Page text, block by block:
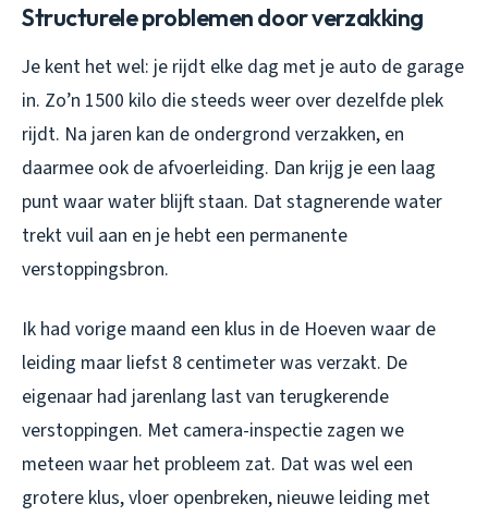
Structurele problemen door verzakking
Je kent het wel: je rijdt elke dag met je auto de garage
in. Zo’n 1500 kilo die steeds weer over dezelfde plek
rijdt. Na jaren kan de ondergrond verzakken, en
daarmee ook de afvoerleiding. Dan krijg je een laag
punt waar water blijft staan. Dat stagnerende water
trekt vuil aan en je hebt een permanente
verstoppingsbron.
Ik had vorige maand een klus in de Hoeven waar de
leiding maar liefst 8 centimeter was verzakt. De
eigenaar had jarenlang last van terugkerende
verstoppingen. Met camera-inspectie zagen we
meteen waar het probleem zat. Dat was wel een
grotere klus, vloer openbreken, nieuwe leiding met